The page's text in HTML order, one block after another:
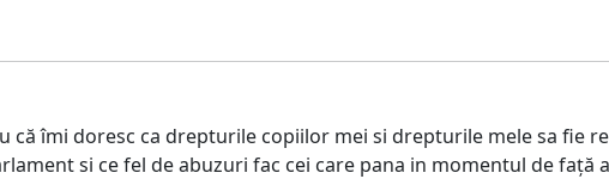
că îmi doresc ca drepturile copiilor mei si drepturile mele sa fie
si ce fel de abuzuri fac cei care pana in momentul de